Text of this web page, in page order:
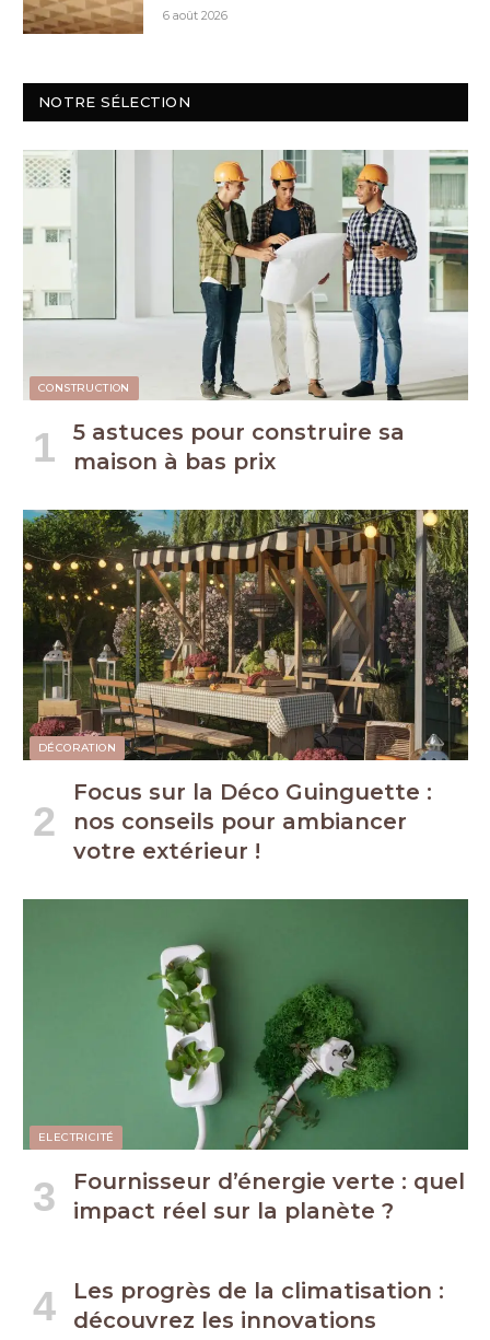
6 août 2026
NOTRE SÉLECTION
CONSTRUCTION
5 astuces pour construire sa
maison à bas prix
DÉCORATION
Focus sur la Déco Guinguette :
nos conseils pour ambiancer
votre extérieur !
ELECTRICITÉ
Fournisseur d’énergie verte : quel
impact réel sur la planète ?
Les progrès de la climatisation :
découvrez les innovations